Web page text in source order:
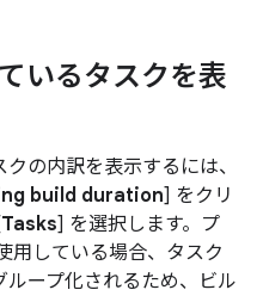
いるタスクを表
の内訳を表示するには、
build duration] をクリ
Tasks] を選択します。プ
用している場合、タスク
ープ化されるため、ビル